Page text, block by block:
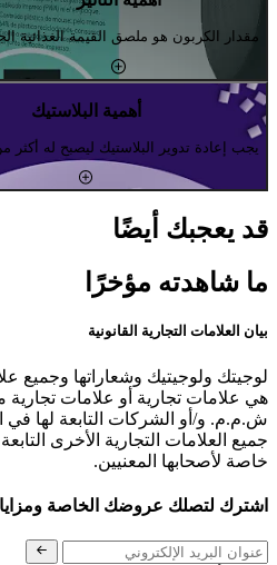
مقدار الكربون هو ملصق القيمة الغذائية
أهمية البلاستيك
يجب إعادة تدوير البلاستيك ليصبح له
قد يعجبك أيضًا
ما شاهدته مؤخرًا
بيان العلامات التجارية القانونية
لوجيتك ولوجيتيك وشعاراتها وجميع
هي علامات تجارية أو علامات
ش.م.م. و/أو الشركات التابعة لها في
جميع العلامات التجارية الأخرى
خاصة لأصحابها المعنيين.
اشترك لتصلك عروضك الخاصة